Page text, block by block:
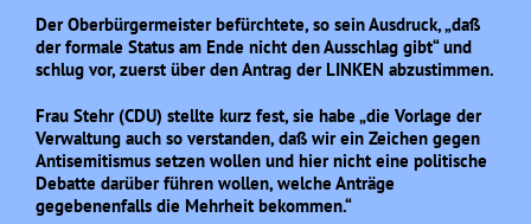
Der Oberbürgermeister befürchtete, so sein Ausdruck, „daß
der formale Status am Ende nicht den Ausschlag gibt“ und
schlug vor, zuerst über den Antrag der LINKEN abzustimmen.
Frau Stehr (CDU) stellte kurz fest, sie habe „die Vorlage der
Verwaltung auch so verstanden, daß wir ein Zeichen gegen
Antisemitismus setzen wollen und hier nicht eine politische
Debatte darüber führen wollen, welche Anträge
gegebenenfalls die Mehrheit bekommen.“